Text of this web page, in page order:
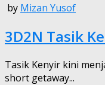
by Mizan Yusof
3D2N Tasik
Tasik Kenyir kini
short getaway...